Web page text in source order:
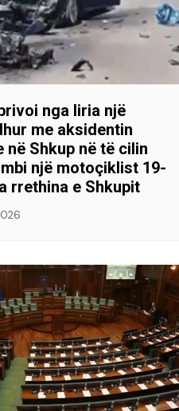
nga liria një
me aksidentin
në Shkup në të cilin
një motoçiklist 19-
rrethina e Shkupit